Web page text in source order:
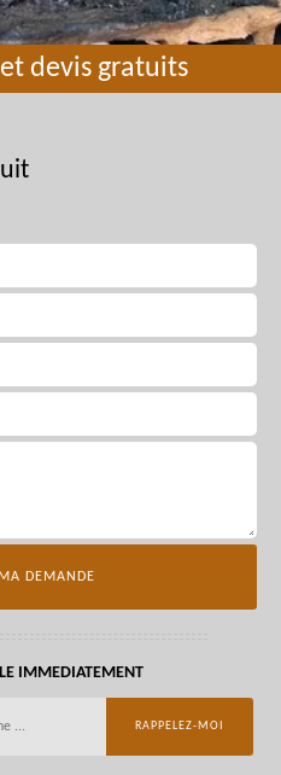
devis gratuits
IMMEDIATEMENT